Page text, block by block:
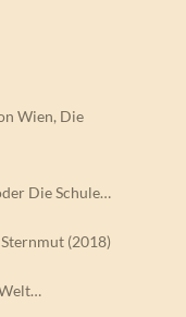
Wien, Die
Die Schule…
(2018)